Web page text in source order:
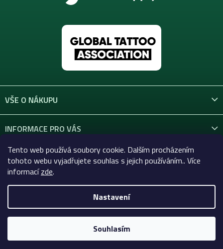
Tento web používá soubory cookie. Dalším procházením
tohoto webu vyjadřujete souhlas s jejich používáním.. Více
informacízde.
Nastavení
Souhlasím
VŠE O NÁKUPU
INFORMACE PRO VÁS
KONTAKT
Copyright 2026Celtic-Supply.cz | Vše pro tetování a
permanentní makeup. Všechna práva vyhrazena.